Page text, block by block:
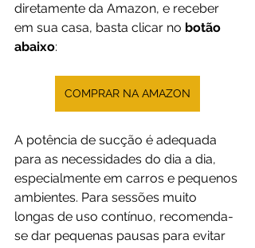
diretamente da Amazon, e receber
em sua casa, basta clicar no botão
abaixo:
COMPRAR NA AMAZON
A potência de sucção é adequada
para as necessidades do dia a dia,
especialmente em carros e pequenos
ambientes. Para sessões muito
longas de uso contínuo, recomenda-
se dar pequenas pausas para evitar